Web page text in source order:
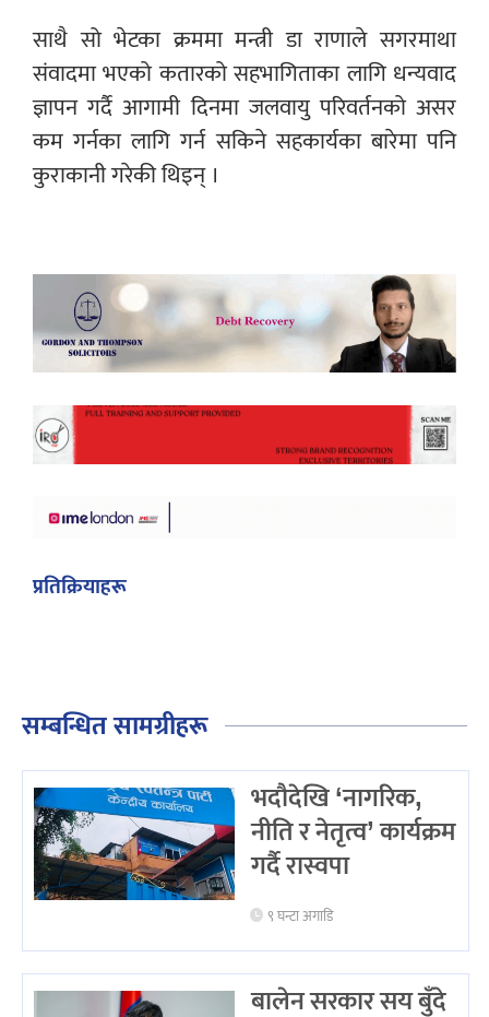
साथै सो भेटका क्रममा मन्त्री डा राणाले सगरमाथा
संवादमा भएको कतारको सहभागिताका लागि धन्यवाद
ज्ञापन गर्दै आगामी दिनमा जलवायु परिवर्तनको असर
कम गर्नका लागि गर्न सकिने सहकार्यका बारेमा पनि
कुराकानी गरेकी थिइन् ।
प्रतिक्रियाहरू
सम्बन्धित सामग्रीहरू
भदौदेखि ‘नागरिक,
नीति र नेतृत्व’ कार्यक्रम
गर्दै रास्वपा
९ घन्टा अगाडि
बालेन सरकार सय बुँदे